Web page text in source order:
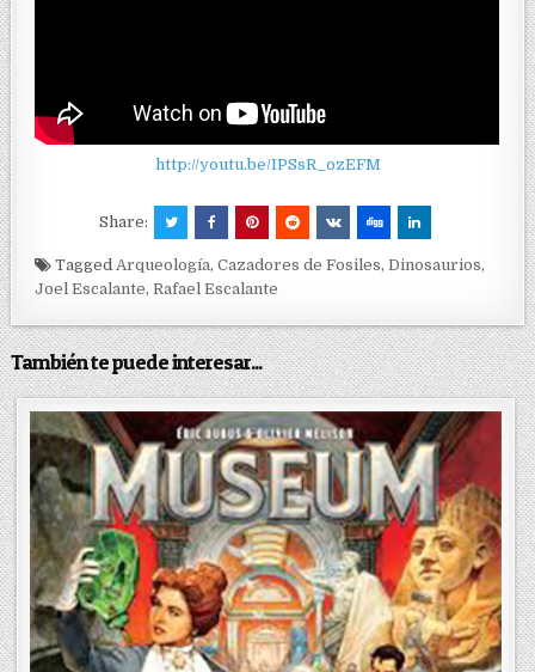
http://youtu.be/IPSsR_ozEFM
Share:
TaggedArqueología,Cazadores de Fosiles,Dinosaurios,
Joel Escalante,Rafael Escalante
También te puede interesar...